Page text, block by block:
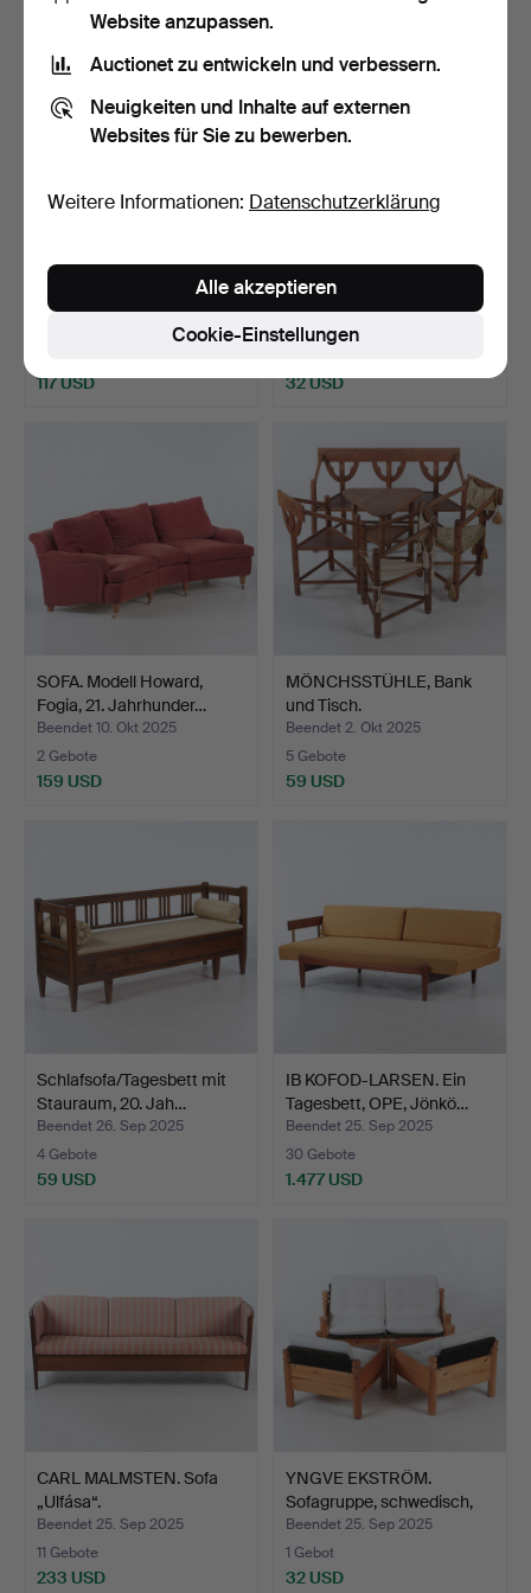
HALLENMÖBEL in Form
einer Chaiselongue.
Beendet 25. Nov 2025
117 USD
Eine Loungegruppe im Karl
Johan-Stil, erst…
Beendet 21. Nov 2025
32 USD
SOFA. Modell Howard,
Fogia, 21. Jahrhunder…
Beendet 10. Okt 2025
2 Gebote
159 USD
MÖNCHSSTÜHLE, Bank
und Tisch.
Beendet 2. Okt 2025
5 Gebote
59 USD
Schlafsofa/Tagesbett mit
Stauraum, 20. Jah…
Beendet 26. Sep 2025
4 Gebote
59 USD
IB KOFOD-LARSEN. Ein
Tagesbett, OPE, Jönkö…
Beendet 25. Sep 2025
30 Gebote
1.477 USD
CARL MALMSTEN. Sofa
„Ulfása“.
Beendet 25. Sep 2025
11 Gebote
233 USD
YNGVE EKSTRÖM.
Sofagruppe, schwedisch,
197…
Beendet 25. Sep 2025
1 Gebot
32 USD
Website anzupassen.
Auctionet zu entwickeln und verbessern.
Neuigkeiten und Inhalte auf externen
Websites für Sie zu bewerben.
Weitere Informationen: Datenschutzerklärung
Cookie-Einstellungen
Alle akzeptieren